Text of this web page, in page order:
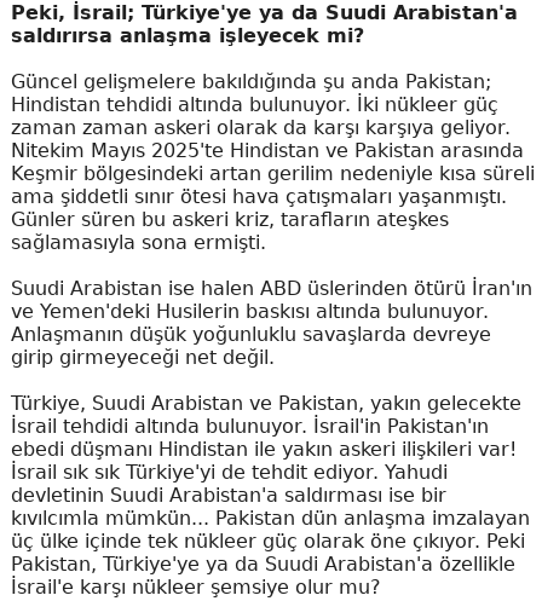
Peki, İsrail; Türkiye'ye ya da Suudi Arabistan'a
saldırırsa anlaşma işleyecek mi?
Güncel gelişmelere bakıldığında şu anda Pakistan;
Hindistan tehdidi altında bulunuyor. İki nükleer güç
zaman zaman askeri olarak da karşı karşıya geliyor.
Nitekim Mayıs 2025'te Hindistan ve Pakistan arasında
Keşmir bölgesindeki artan gerilim nedeniyle kısa süreli
ama şiddetli sınır ötesi hava çatışmaları yaşanmıştı.
Günler süren bu askeri kriz, tarafların ateşkes
sağlamasıyla sona ermişti.
Suudi Arabistan ise halen ABD üslerinden ötürü İran'ın
ve Yemen'deki Husilerin baskısı altında bulunuyor.
Anlaşmanın düşük yoğunluklu savaşlarda devreye
girip girmeyeceği net değil.
Türkiye, Suudi Arabistan ve Pakistan, yakın gelecekte
İsrail tehdidi altında bulunuyor. İsrail'in Pakistan'ın
ebedi düşmanı Hindistan ile yakın askeri ilişkileri var!
İsrail sık sık Türkiye'yi de tehdit ediyor. Yahudi
devletinin Suudi Arabistan'a saldırması ise bir
kıvılcımla mümkün... Pakistan dün anlaşma imzalayan
üç ülke içinde tek nükleer güç olarak öne çıkıyor. Peki
Pakistan, Türkiye'ye ya da Suudi Arabistan'a özellikle
İsrail'e karşı nükleer şemsiye olur mu?